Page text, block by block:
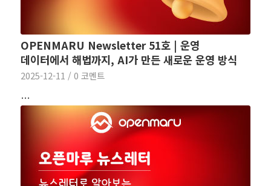
OPENMARU Newsletter 51호 | 운영
데이터에서 해법까지, AI가 만든 새로운 운영 방식
2025-12-11 / 0 코멘트
…